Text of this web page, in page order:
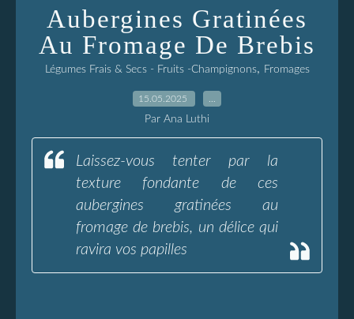
Aubergines Gratinées
Au Fromage De Brebis
Légumes Frais & Secs - Fruits -Champignons, Fromages
15.05.2025
Par Ana Luthi
Laissez-vous tenter par la
texture fondante de ces
aubergines gratinées au
fromage de brebis, un délice qui
ravira vos papilles